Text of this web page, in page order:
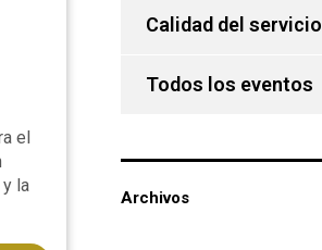
el
la
Calidad del servicio
Todos los eventos
Archivos